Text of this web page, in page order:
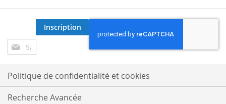
Inscription
à
notre
lettre
d’information
:
Inscription
Politique de confidentialité et cookies
Recherche Avancée